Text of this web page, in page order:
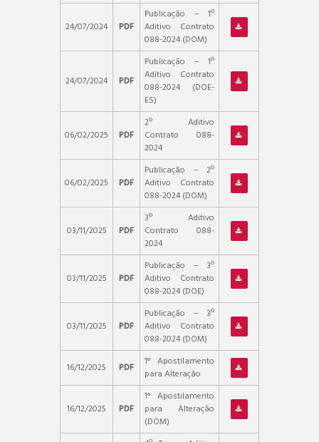
24/07/2024 PDF
Publicação – 1º
Aditivo Contrato
088-2024 (DOM)
24/07/2024 PDF
Publicação – 1º
Aditivo Contrato
088-2024 (DOE-
ES)
06/02/2025 PDF
2º Aditivo
Contrato 088-
2024
06/02/2025 PDF
Publicação – 2º
Aditivo Contrato
088-2024 (DOM)
03/11/2025 PDF
3º Aditivo
Contrato 088-
2024
03/11/2025 PDF
Publicação – 3º
Aditivo Contrato
088-2024 (DOE)
03/11/2025 PDF
Publicação – 3º
Aditivo Contrato
088-2024 (DOM)
16/12/2025
PDF
1° Apostilamento
para Alteração
16/12/2025 PDF
1° Apostilamento
para Alteração
(DOM)